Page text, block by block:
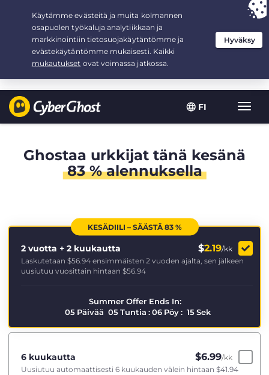
FI
Your choice:The Best Dealfor 2.1666666666667-years at $
/month
Ghostaa urkkijat tänä kesänä
83 % alennuksella
KESÄDIILI – SÄÄSTÄ 83 %
2 vuotta + 2 kuukautta $2.19/kk
Laskutetaan $56.94 ensimmäisten 2 vuoden ajalta, sen jälkeen
uusiutuu vuosittain hintaan $56.94
Summer Offer Ends In:
05 Päivää 05Tuntia :06 Pöy: 14Sek
6 kuukautta $6.99/kk
Uusiutuu automaattisesti 6 kuukauden välein hintaan $41.94